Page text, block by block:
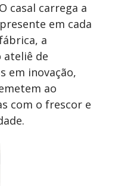
casal carrega a
em cada
a
ateliê de
em inovação,
ao
com o frescor e